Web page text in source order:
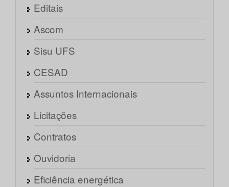
Editais
Ascom
Sisu UFS
CESAD
Assuntos Internacionais
Licitações
Contratos
Ouvidoria
Eficiência energética